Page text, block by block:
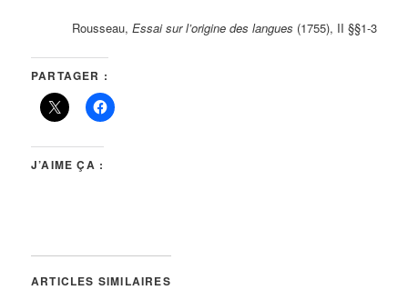
Rousseau, Essai sur l’origine des langues (1755), II §§1-3
PARTAGER :
J’AIME ÇA :
ARTICLES SIMILAIRES